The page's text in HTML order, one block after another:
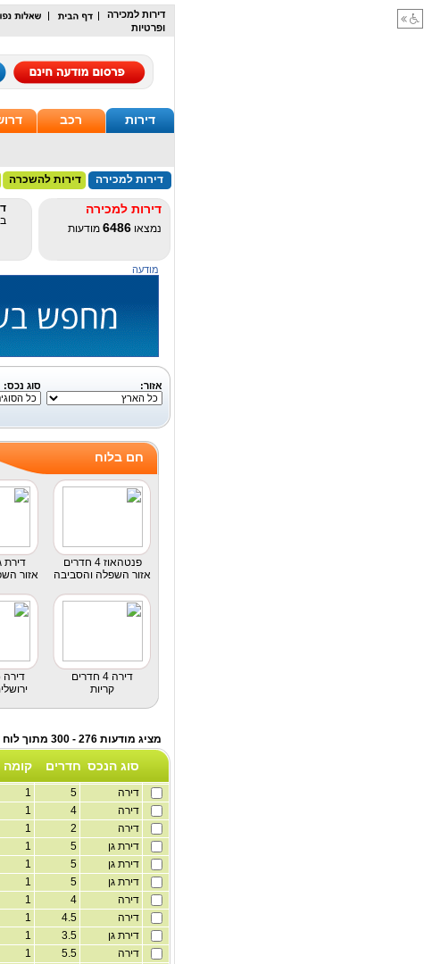
דירות למכירה
ופרטיות
דירות רכב
דירות למכירה דירות להשכרה
דירות למכירה
נמצאו 6486 מודעות
מודעה
אזור: סוג נכס:
חם בלוח
פנטהאוז 4 חדרים
אזור השפלה והסביבה
דירת גן 5
אזור
דירה 4 חדרים
קריות
דירה 4.5 חדרים
מציג מודעות 276 - 300 מתוך לוח דירות למכירה
סוג הנכס חדרים קומה
דירה
דירה
דירה
דירת גן
דירת גן
דירת גן
דירה
דירה
דירת גן
דירה